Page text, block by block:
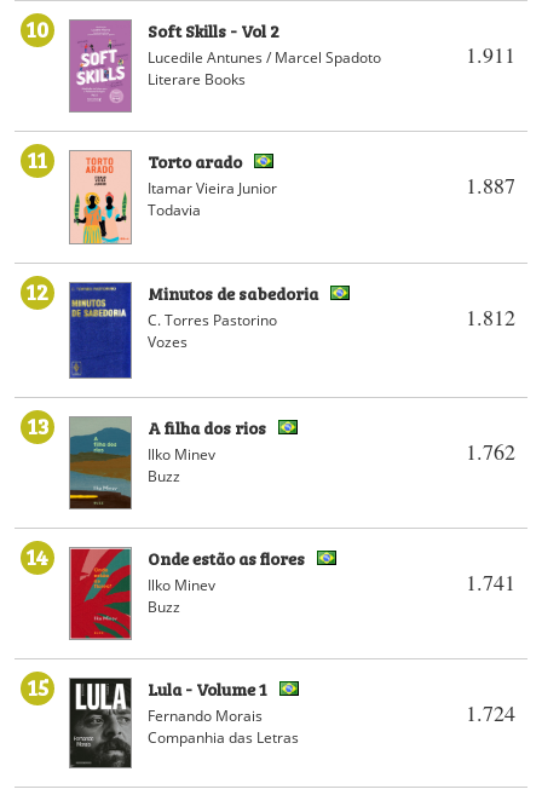
10
1.911
Soft Skills - Vol 2
Lucedile Antunes / Marcel Spadoto
Literare Books
11
1.887
Torto arado
Itamar Vieira Junior
Todavia
12
1.812
Minutos de sabedoria
C. Torres Pastorino
Vozes
13
1.762
A filha dos rios
Ilko Minev
Buzz
14
1.741
Onde estão as flores
Ilko Minev
Buzz
15
1.724
Lula - Volume 1
Fernando Morais
Companhia das Letras